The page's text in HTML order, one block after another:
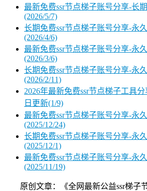
最新免费ssr节点梯子账号分享-长
(2026/5/7)
长期免费ssr节点梯子账号分享-永
(2026/4/6)
最新免费ssr节点梯子账号分享-永
(2026/3/6)
长期免费ssr节点梯子账号分享-永
(2026/2/11)
2026年最新免费ssr节点梯子工具
日更新(1/9)
最新免费ssr节点梯子账号分享-永
(2025/12/24)
长期免费ssr节点梯子账号分享-永
(2025/12/1)
最新免费ssr节点梯子账号分享-永
(2025/11/19)
原创文章：《全网最新公益ssr梯子